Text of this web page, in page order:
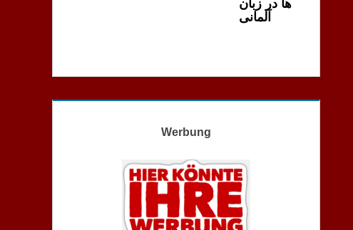
ها در زبان
آلمانی
Werbung